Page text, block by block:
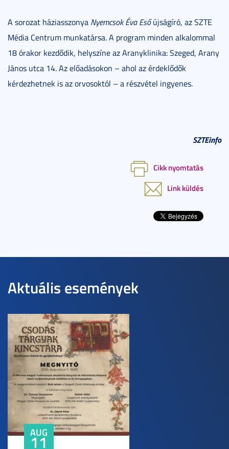
A sorozat háziasszonya Nyemcsok Éva Esőújságíró, az SZTE
Média Centrum munkatársa. A program minden alkalommal
18 órakor kezdődik, helyszíne az Aranyklinika: Szeged, Arany
János utca 14. Az előadásokon – ahol az érdeklődők
kérdezhetnek is az orvosoktól – a részvétel ingyenes.
SZTEinfo
Cikk nyomtatás
Link küldés
Aktuális események
AUG
11